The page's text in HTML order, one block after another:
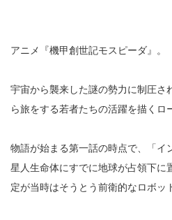
アニメ『機甲創世記モスピーダ』。
宇宙から襲来した謎の勢力に制圧さ
ら旅をする若者たちの活躍を描くロ
物語が始まる第一話の時点で、「イ
星人生命体にすでに地球が占領下に
定が当時はそうとう前衛的なロボッ